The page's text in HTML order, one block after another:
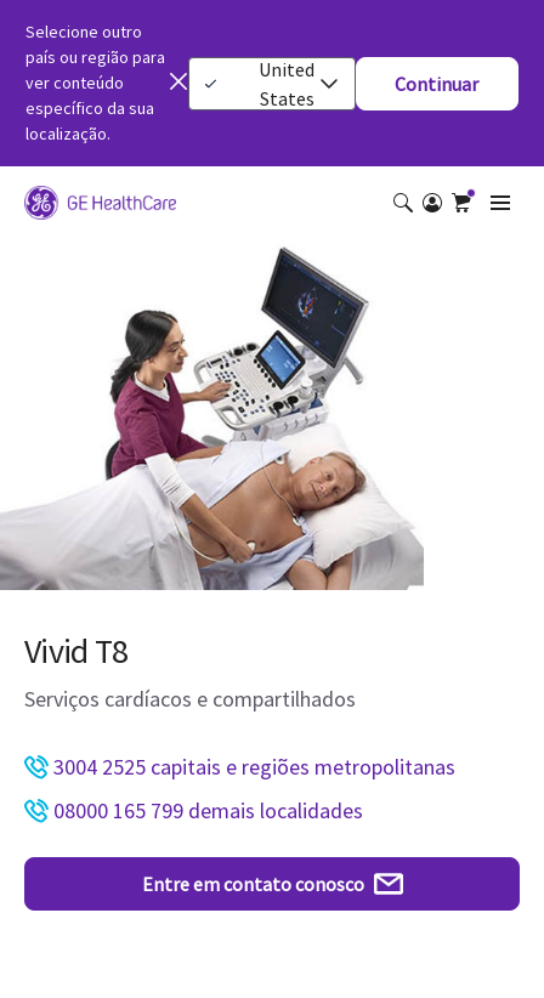
Selecione outro
país ou região para
ver conteúdo
específico da sua
localização.
United
States
Continuar
Vivid T8
Serviços cardíacos e compartilhados
3004 2525 capitais e regiões metropolitanas
08000 165 799 demais localidades
Entre em contato conosco